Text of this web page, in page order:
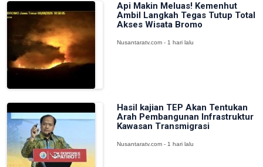
Api Makin Meluas! Kemenhut
Ambil Langkah Tegas Tutup Total
Akses Wisata Bromo
Nusantaratv.com - 1 hari lalu
Hasil kajian TEP Akan Tentukan
Arah Pembangunan Infrastruktur
Kawasan Transmigrasi
Nusantaratv.com - 1 hari lalu